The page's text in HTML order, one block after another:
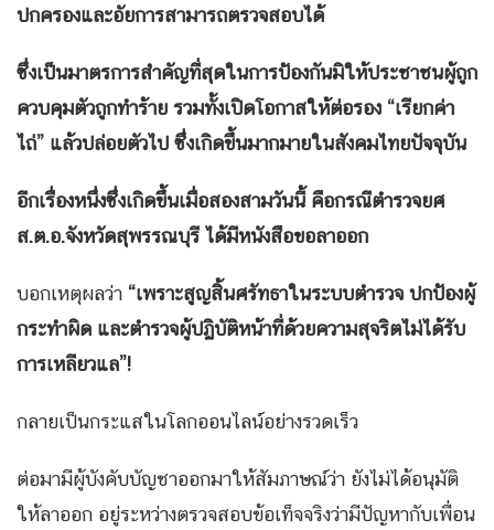
ปกครองและอัยการสามารถตรวจสอบได้
ซึ่งเป็นมาตรการสำคัญที่สุดในการป้องกันมิให้ประชาชนผู้ถูก
ควบคุมตัวถูกทำร้าย รวมทั้งเปิดโอกาสให้ต่อรอง “เรียกค่า
ไถ่” แล้วปล่อยตัวไป ซึ่งเกิดขึ้นมากมายในสังคมไทยปัจจุบัน
อีกเรื่องหนึ่งซึ่งเกิดขึ้นเมื่อสองสามวันนี้ คือกรณีตำรวจยศ
ส.ต.อ.จังหวัดสุพรรณบุรี ได้มีหนังสือขอลาออก
บอกเหตุผลว่า “เพราะสูญสิ้นศรัทธาในระบบตำรวจ ปกป้องผู้
กระทำผิด และตำรวจผู้ปฏิบัติหน้าที่ด้วยความสุจริตไม่ได้รับ
การเหลียวแล”!
กลายเป็นกระแสในโลกออนไลน์อย่างรวดเร็ว
ต่อมามีผู้บังคับบัญชาออกมาให้สัมภาษณ์ว่า ยังไม่ได้อนุมัติ
ให้ลาออก อยู่ระหว่างตรวจสอบข้อเท็จจริงว่ามีปัญหากับเพื่อน